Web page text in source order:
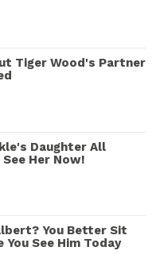
Tiger Wood's Partner
Daughter All
Her Now!
You Better Sit
You See Him Today